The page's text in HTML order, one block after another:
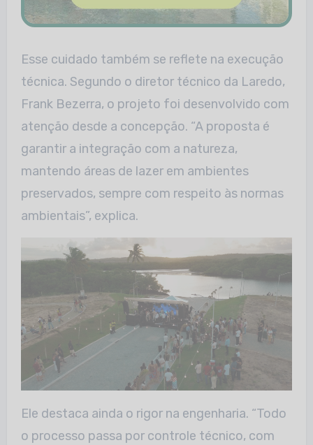
Esse cuidado também se reflete na execução
técnica. Segundo o diretor técnico da Laredo,
Frank Bezerra, o projeto foi desenvolvido com
atenção desde a concepção. “A proposta é
garantir a integração com a natureza,
mantendo áreas de lazer em ambientes
preservados, sempre com respeito às normas
ambientais”, explica.
Ele destaca ainda o rigor na engenharia. “Todo
o processo passa por controle técnico, com